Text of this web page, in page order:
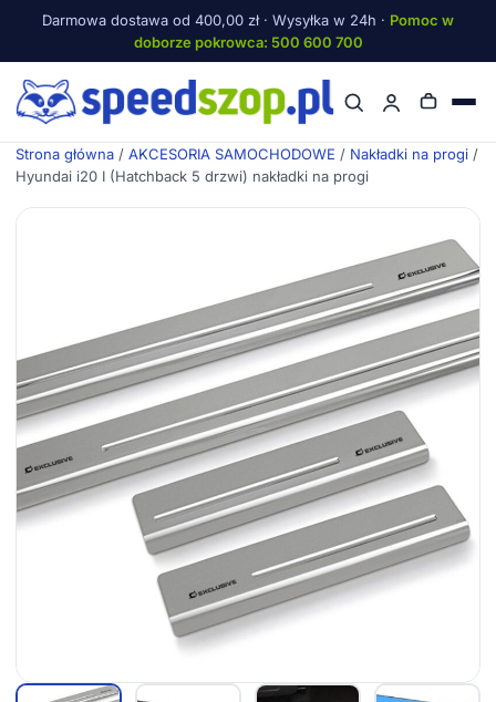
Darmowa dostawa od 400,00 zł · Wysyłka w 24h · Pomoc w
doborze pokrowca: 500 600 700
Menu
Strona główna / AKCESORIA SAMOCHODOWE / Nakładki na progi /
Hyundai i20 I (Hatchback 5 drzwi) nakładki na progi